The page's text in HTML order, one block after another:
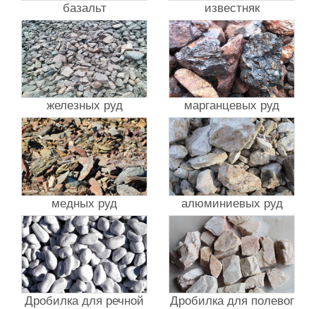
базальт известняк
железных руд марганцевых руд
медных руд алюминиевых руд
Дробилка для речной
Дробилка для полевог